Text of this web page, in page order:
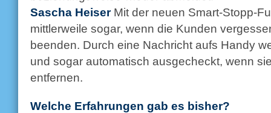
Sascha HeiserMit der neuen Smart-Stopp-
mittlerweile sogar, wenn die Kunden
beenden. Durch eine Nachricht aufs Handy
und sogar automatisch ausgecheckt, wenn
entfernen.
Welche Erfahrungen gab es bisher?